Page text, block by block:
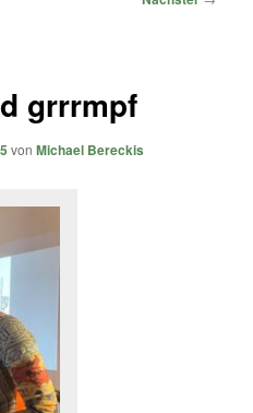
grrrmpf
vonMichael Bereckis